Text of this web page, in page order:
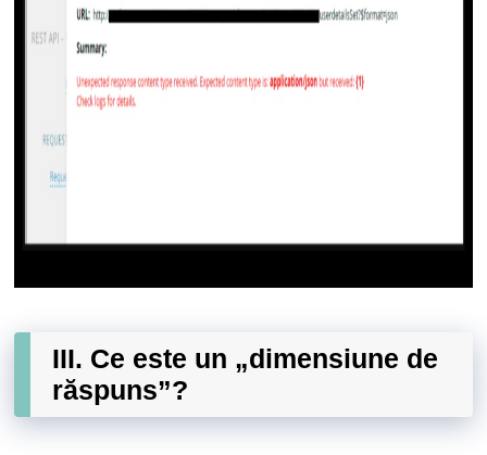
III. Ce este un „dimensiune de
răspuns”?